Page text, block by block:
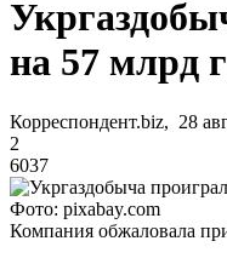
на 57 млрд
Корреспондент.biz, 28
2
6037
Фото: pixabay.com
Компания обжаловала